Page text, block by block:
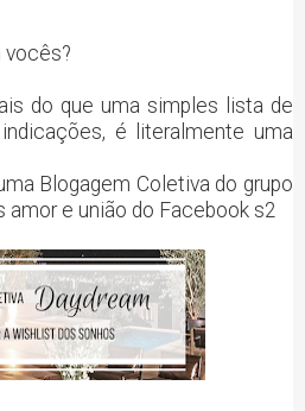
vocês?
do que uma simples lista de
é literalmente uma
Blogagem Coletiva do grupo
amor e união do Facebook s2